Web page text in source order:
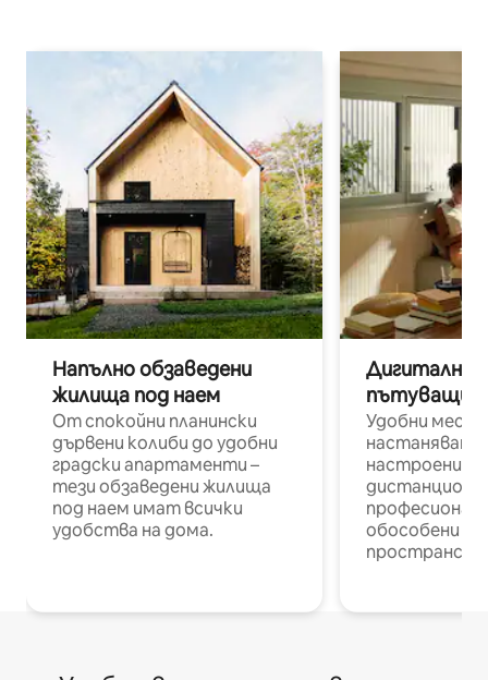
Напълно обзаведени
жилища под наем
От спокойни планински
дървени колиби до удобни
градски апартаменти –
тези обзаведени жилища
под наем имат всички
удобства на дома.
Дигитални
пътуващи
Удобни
настаняване
настроени и
обособени